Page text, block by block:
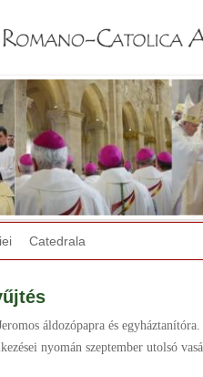
Catedrala
áldozópapra és
nyomán szeptember utolsó